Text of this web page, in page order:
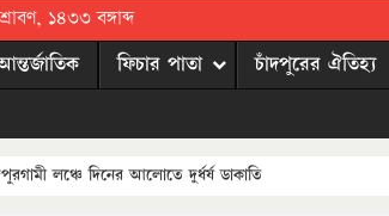
১৪৩৩ বঙ্গাব্দ
ফিচার পাতা চাঁদপুরের ঐতিহ্য
লঞ্চে দিনের আলোতে দুর্ধর্ষ ডাকাতি